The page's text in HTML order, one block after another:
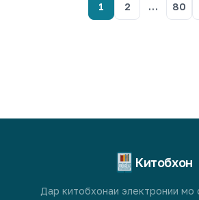
1 2 … 80
Китобхон
Дар китобхонаи электронии мо